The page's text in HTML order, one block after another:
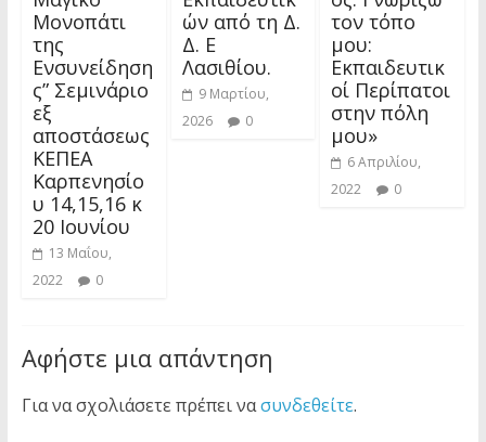
Μονοπάτι
της
Ενσυνείδηση
ς” Σεμινάριο
εξ
αποστάσεως
ΚΕΠΕΑ
Καρπενησίο
υ 14,15,16 κ
20 Ιουνίου
13 Μαΐου,
2022
0
ών από τη Δ.
Δ. Ε
Λασιθίου.
9 Μαρτίου,
2026
0
τον τόπο
μου:
Εκπαιδευτικ
οί Περίπατοι
στην πόλη
μου»
6 Απριλίου,
2022
0
Αφήστε μια απάντηση
Για να σχολιάσετε πρέπει νασυνδεθείτε.